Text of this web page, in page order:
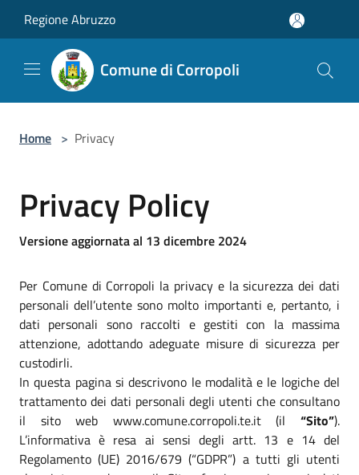
Regione Abruzzo
Comune di Corropoli
Home > Privacy
Privacy Policy
Versione aggiornata al 13 dicembre 2024
Per Comune di Corropoli la privacy e la sicurezza dei dati
personali dell’utente sono molto importanti e, pertanto, i
dati personali sono raccolti e gestiti con la massima
attenzione, adottando adeguate misure di sicurezza per
custodirli.
In questa pagina si descrivono le modalità e le logiche del
trattamento dei dati personali degli utenti che consultano
il sito web www.comune.corropoli.te.it (il “Sito”).
L’informativa è resa ai sensi degli artt. 13 e 14 del
Regolamento (UE) 2016/679 (“GDPR”) a tutti gli utenti